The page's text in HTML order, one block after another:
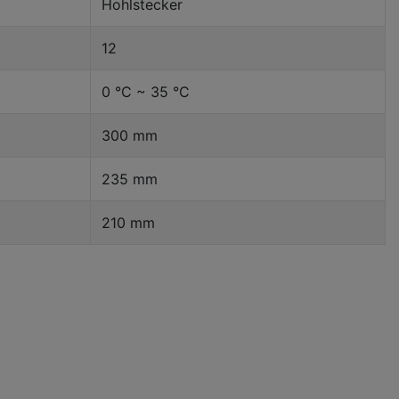
Hohlstecker
12
0 °C ~ 35 °C
300 mm
235 mm
210 mm